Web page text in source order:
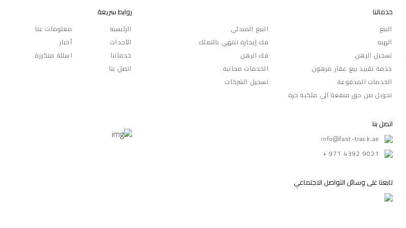
خدماتنا
البيع
البيع المبدئي
الهبه
فك إيجارة تنتهي بالتملك
تسجيل الرهن
فك الرهن
خدمة تقييد بيع عقار مرهون
الخدمات مجانية
الخدمات المدفوعة
تسجيل الشركات
تحويل من حق منفعة الى ملكية حرة
روابط سريعة
الرئيسية
معلومات عنا
الأحداث
أخبار
خدماتنا
اسئلة متكررة
اتصل بنا
اتصل بنا
info@fast-track.ae
+ 971 4392 9021
تابعنا على وسائل التواصل الاجتماعي